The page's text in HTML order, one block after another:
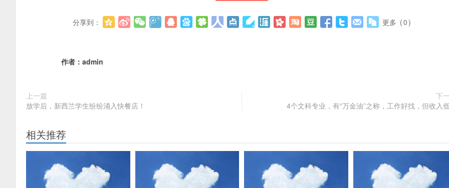
分享到： 更多 (0)
作者： admin
上一篇
放学后，新西兰学生纷纷涌入快餐店！
下
4个文科专业，有“万金油”之称，工作好找，但收入低
相关推荐